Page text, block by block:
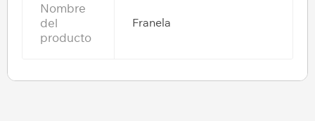
Nombre
del
producto
Franela